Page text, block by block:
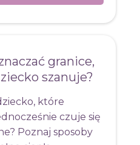
granice,
szanuje?
które
czuje się
Poznaj sposoby